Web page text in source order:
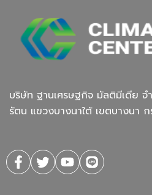
บริษัท ฐานเศรษฐกิจ มัลติมีเดีย
รัตน แขวงบางนาใต้ เขตบางนา